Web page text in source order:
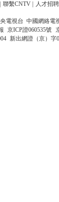
聯繫CNTV 人才招聘
電視台 中國網絡電
京ICP證060535號
新出網證（京）